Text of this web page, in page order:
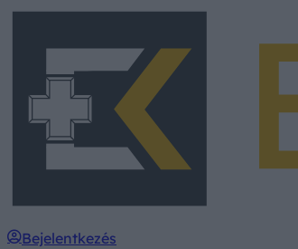
Bejelentkezés